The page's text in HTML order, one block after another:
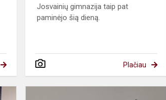
Josvainių gimnazija taip pat
paminėjo šią dieną.
Plačiau